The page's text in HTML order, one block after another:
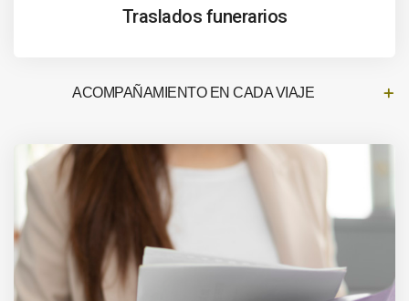
Traslados funerarios
ACOMPAÑAMIENTO EN CADA VIAJE